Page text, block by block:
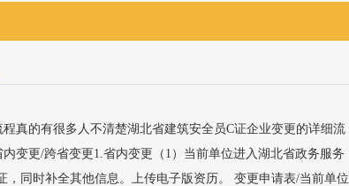
真的有很多人不清楚湖北省建筑安全员C证企业变更的详细流
变更/跨省变更1.省内变更（1）当前单位进入湖北省政务服务
，同时补全其他信息。上传电子版资历。 变更申请表/当前单位